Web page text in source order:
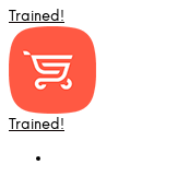
Trained!
Trained!